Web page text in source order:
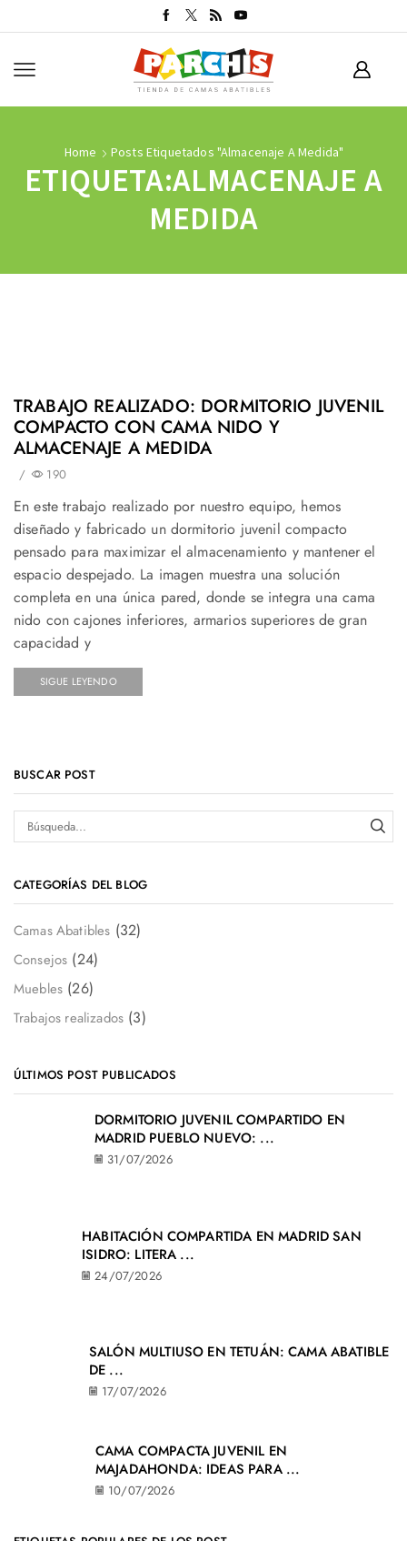
Home Posts Etiquetados "almacenaje A Medida"
ETIQUETA:ALMACENAJE A
MEDIDA
TRABAJO REALIZADO: DORMITORIO JUVENIL
COMPACTO CON CAMA NIDO Y
ALMACENAJE A MEDIDA
/ 190
En este trabajo realizado por nuestro equipo, hemos
diseñado y fabricado un dormitorio juvenil compacto
pensado para maximizar el almacenamiento y mantener el
espacio despejado. La imagen muestra una solución
completa en una única pared, donde se integra una cama
nido con cajones inferiores, armarios superiores de gran
capacidad y
SIGUE LEYENDO
BUSCAR POST
CATEGORÍAS DEL BLOG
Camas Abatibles (32)
Consejos (24)
Muebles (26)
Trabajos realizados (3)
ÚLTIMOS POST PUBLICADOS
DORMITORIO JUVENIL COMPARTIDO EN
MADRID PUEBLO NUEVO: ...
31/07/2026
HABITACIÓN COMPARTIDA EN MADRID SAN
ISIDRO: LITERA ...
24/07/2026
SALÓN MULTIUSO EN TETUÁN: CAMA ABATIBLE
DE ...
17/07/2026
CAMA COMPACTA JUVENIL EN
MAJADAHONDA: IDEAS PARA ...
10/07/2026